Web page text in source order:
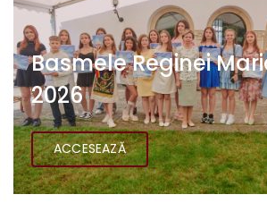
Basmele Reginei
2026
ACCESEAZĂ